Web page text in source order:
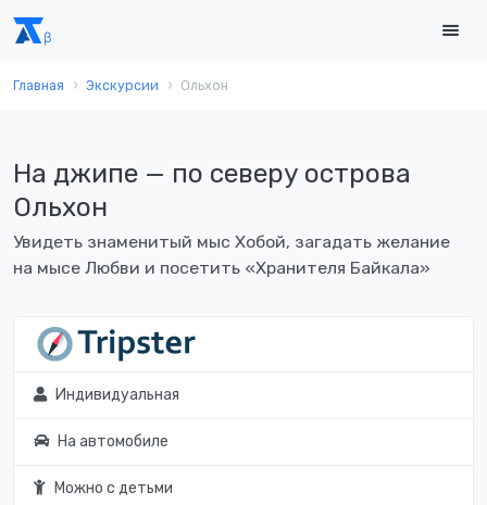
Главная Экскурсии Ольхон
На джипе — по северу острова
Ольхон
Увидеть знаменитый мыс Хобой, загадать желание
на мысе Любви и посетить «Хранителя Байкала»
Индивидуальная
На автомобиле
Можно с детьми